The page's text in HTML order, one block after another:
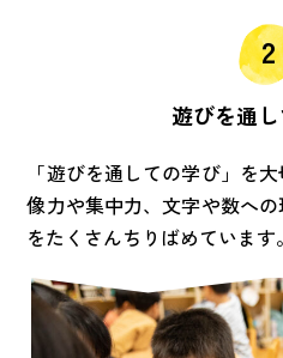
遊びを通
「遊びを通しての学び」を
像力や集中力、文字や数へ
をたくさんちりばめています。